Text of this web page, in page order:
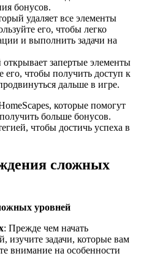
бонусов.
удаляет все элементы
его, чтобы легко
и выполнить задачи на
запертые элементы
его, чтобы получить доступ к
дальше в игре.
которые помогут
больше бонусов.
чтобы достичь успеха в
сложных
уровней
: Прежде чем начать
изучите задачи, которые вам
внимание на особенности